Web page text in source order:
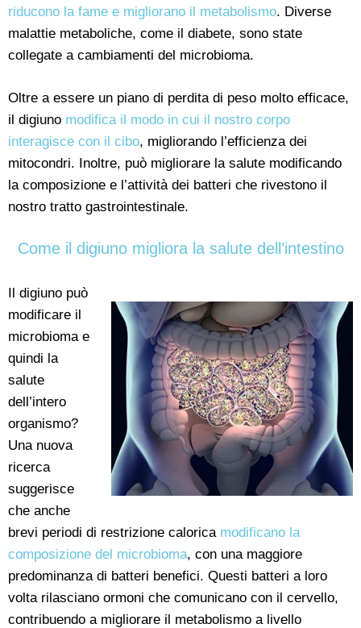
riducono la fame e migliorano il metabolismo. Diverse
malattie metaboliche, come il diabete, sono state
collegate a cambiamenti del microbioma.
Oltre a essere un piano di perdita di peso molto efficace,
il digiuno modifica il modo in cui il nostro corpo
interagisce con il cibo, migliorando l’efficienza dei
mitocondri. Inoltre, può migliorare la salute modificando
la composizione e l’attività dei batteri che rivestono il
nostro tratto gastrointestinale.
Come il digiuno migliora la salute dell’intestino
Il digiuno può
modificare il
microbioma e
quindi la
salute
dell’intero
organismo?
Una nuova
ricerca
suggerisce
che anche
brevi periodi di restrizione calorica modificano la
composizione del microbioma, con una maggiore
predominanza di batteri benefici. Questi batteri a loro
volta rilasciano ormoni che comunicano con il cervello,
contribuendo a migliorare il metabolismo a livello